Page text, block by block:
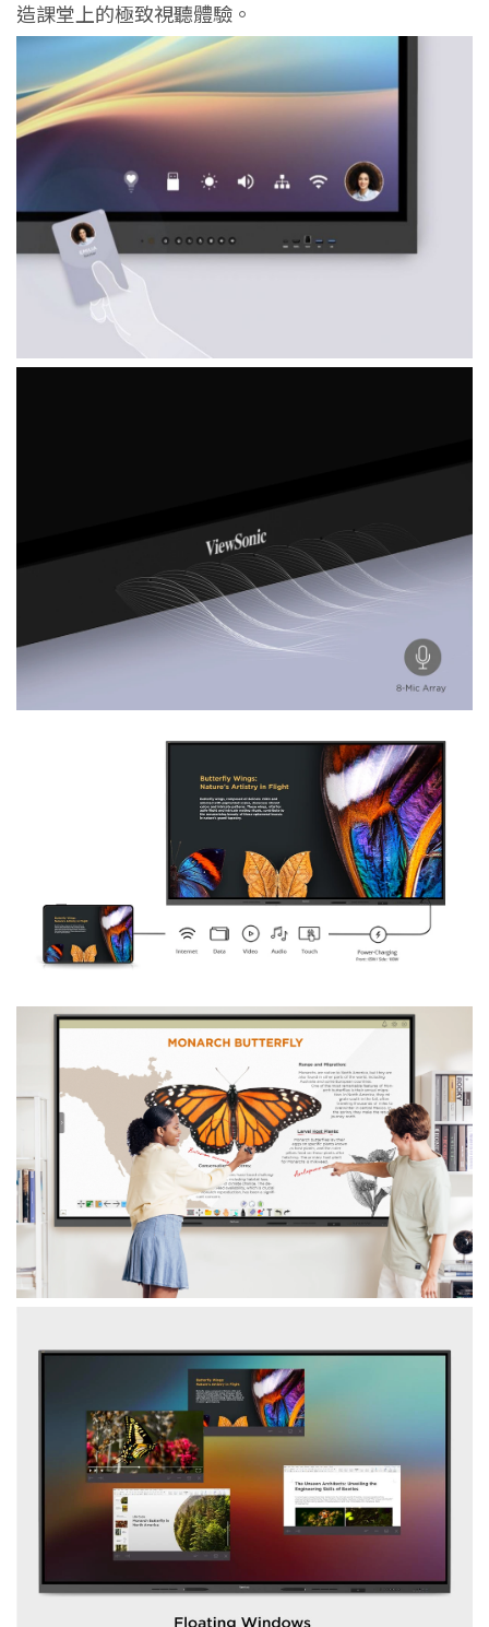
造課堂上的極致視聽體驗。